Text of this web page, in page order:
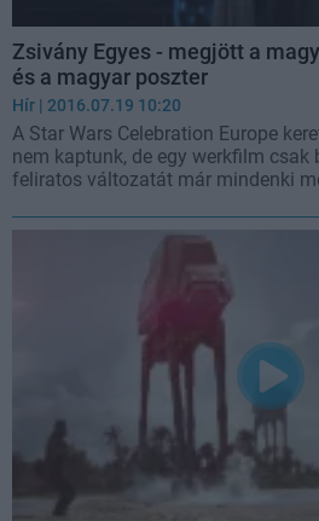
Zsivány Egyes - megjött a
és a magyar poszter
Hír | 2016.07.19 10:20
A Star Wars Celebration Europe
nem kaptunk, de egy werkfilm
feliratos változatát már mindenki